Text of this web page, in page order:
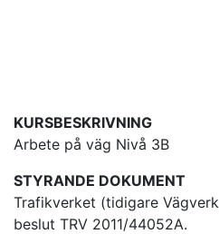
KURSBESKRIVNING
Arbete på väg Nivå 3B
STYRANDE DOKUMENT
Trafikverket (tidigare
beslut TRV 2011/44052A.